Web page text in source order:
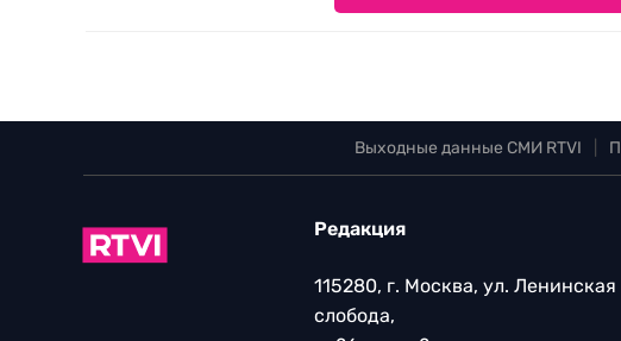
Выходные данные СМИ RTVI
Редакция
115280, г. Москва, ул. Ленинская
слобода,